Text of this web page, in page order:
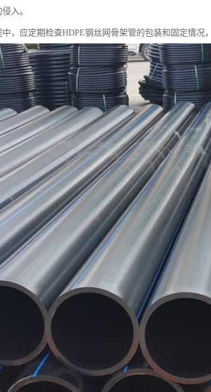
入。
，应定期检查HDPE钢丝网骨架管的包装和固定情况